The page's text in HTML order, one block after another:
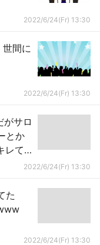
2022/6/24(Fr) 13:30
世間に
2022/6/24(Fr) 13:30
とか
レて
2022/6/24(Fr) 13:30
た
2022/6/24(Fr) 13:30